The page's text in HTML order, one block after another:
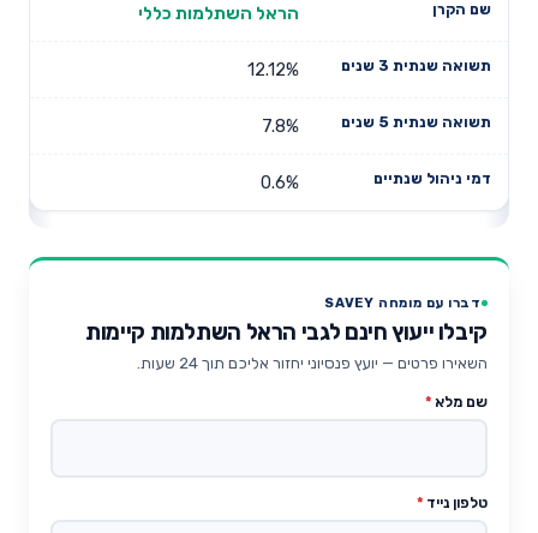
הראל השתלמות כללי
12.12%
7.8%
0.6%
דברו עם מומחה SAVEY
קיבלו ייעוץ חינם לגבי הראל השתלמות קיימות
השאירו פרטים — יועץ פנסיוני יחזור אליכם תוך 24 שעות.
שם מלא *
טלפון נייד *